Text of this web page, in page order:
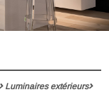
Luminaires extérieurs